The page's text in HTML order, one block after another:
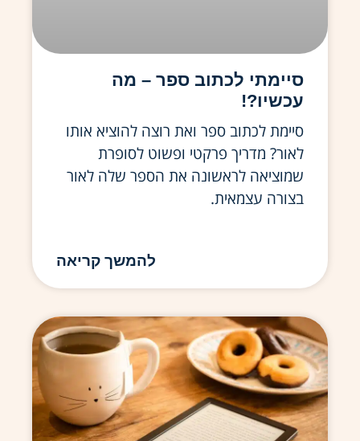
סיימתי לכתוב ספר – מה
עכשיו?!
סיימת לכתוב ספר ואת רוצה להוציא אותו
לאור? מדריך פרקטי ופשוט לסופרת
שמוציאה לראשונה את הספר שלה לאור
בצורה עצמאית.
להמשך קריאה